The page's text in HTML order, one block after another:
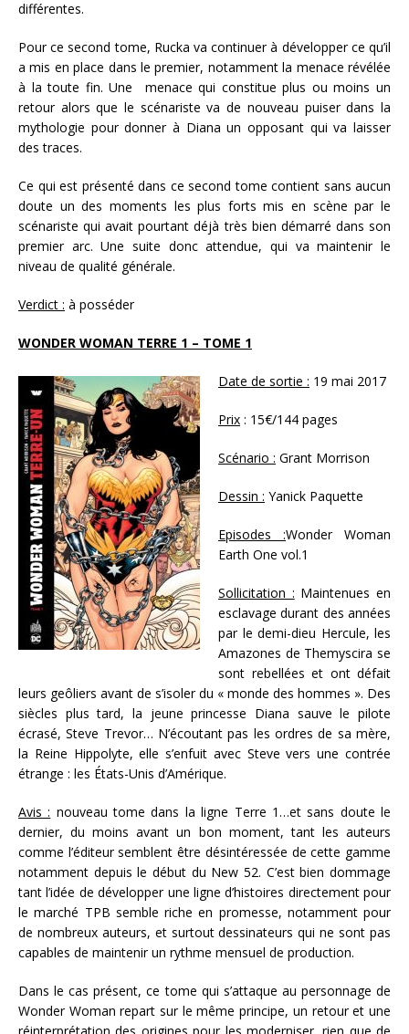
différentes.
Pour ce second tome, Rucka va continuer à développer ce qu’il
a mis en place dans le premier, notamment la menace révélée
à la toute fin. Une menace qui constitue plus ou moins un
retour alors que le scénariste va de nouveau puiser dans la
mythologie pour donner à Diana un opposant qui va laisser
des traces.
Ce qui est présenté dans ce second tome contient sans aucun
doute un des moments les plus forts mis en scène par le
scénariste qui avait pourtant déjà très bien démarré dans son
premier arc. Une suite donc attendue, qui va maintenir le
niveau de qualité générale.
Verdict : à posséder
WONDER WOMAN TERRE 1 – TOME 1
Date de sortie : 19 mai 2017
Prix : 15€/144 pages
Scénario : Grant Morrison
Dessin : Yanick Paquette
Episodes :Wonder Woman
Earth One vol.1
Sollicitation : Maintenues en
esclavage durant des années
par le demi-dieu Hercule, les
Amazones de Themyscira se
sont rebellées et ont défait
leurs geôliers avant de s’isoler du « monde des hommes ». Des
siècles plus tard, la jeune princesse Diana sauve le pilote
écrasé, Steve Trevor… N’écoutant pas les ordres de sa mère,
la Reine Hippolyte, elle s’enfuit avec Steve vers une contrée
étrange : les États-Unis d’Amérique.
Avis : nouveau tome dans la ligne Terre 1…et sans doute le
dernier, du moins avant un bon moment, tant les auteurs
comme l’éditeur semblent être désintéressée de cette gamme
notamment depuis le début du New 52. C’est bien dommage
tant l’idée de développer une ligne d’histoires directement pour
le marché TPB semble riche en promesse, notamment pour
de nombreux auteurs, et surtout dessinateurs qui ne sont pas
capables de maintenir un rythme mensuel de production.
Dans le cas présent, ce tome qui s’attaque au personnage de
Wonder Woman repart sur le même principe, un retour et une